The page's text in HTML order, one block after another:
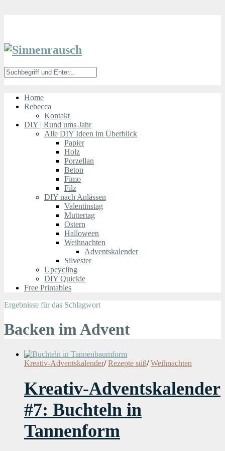
Home
Rebecca
Kontakt
DIY | Rund ums Jahr
Alle DIY Ideen im Überblick
Papier
Holz
Porzellan
Beton
Fimo
Filz
DIY nach Anlässen
Valentinstag
Muttertag
Ostern
Halloween
Weihnachten
Adventskalender
Silvester
Upcycling
DIY Quickie
Free Printables
Ergebnisse für das Schlagwort
Backen im Advent
Kreativ-Adventskalender/ Rezepte süß/ Weihnachten
Kreativ-Adventskalender
#7: Buchteln in
Tannenform